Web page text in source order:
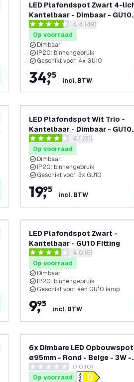
aan verlanglijst
LED Plafondspot Zwart 4-
Kantelbaar - Dimbaar - GU10
fitting – Opbouwreviews drawer
4.4 score sterren4.4 (49)
Op voorraad
Dimbaar
IP20: binnengebruik
Geschikt voor: 4x GU10
34,
95
incl. BTW
aan verlanglijst
LED Plafondspot Wit Trio -
Kantelbaar - Dimbaar - GU10
fitting – Opbouwreviews drawer
4.1 score sterren4.1 (31)
Op voorraad
Dimbaar
IP20: binnengebruik
Geschikt voor: 3x GU10
19,
95
incl. BTW
aan verlanglijst
LED Plafondspot Zwart -
Kantelbaar - GU10 Fitting
reviews drawer
4 score sterren4.0 (5)
Op voorraad
Dimbaar
IP20: binnengebruik
Geschikt voor één GU10 lamp
9,
95
incl. BTW
aan verlanglijst
6x Dimbare LED
ø95mm - Rond - Beige - 3W -
2700K - Kantelbaar
0 score sterren0.0 (0)
Op voorraad